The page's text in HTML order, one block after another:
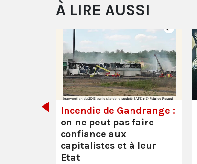
À LIRE AUSSI
Incendie de Gandrange :
on ne peut pas faire
confiance aux
capitalistes et à leur
Etat